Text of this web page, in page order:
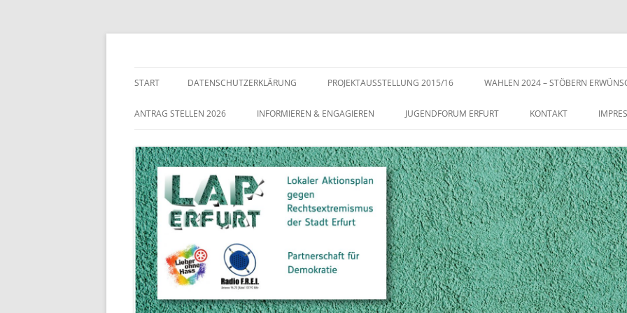
Inhalt
START DATENSCHUTZERKLÄRUNG PROJEKTAUSSTELLUNG 2015/16 WAHLEN 2024 – STÖBERN
ANTRAG STELLEN 2026 INFORMIEREN & ENGAGIEREN JUGENDFORUM ERFURT KONTAKT